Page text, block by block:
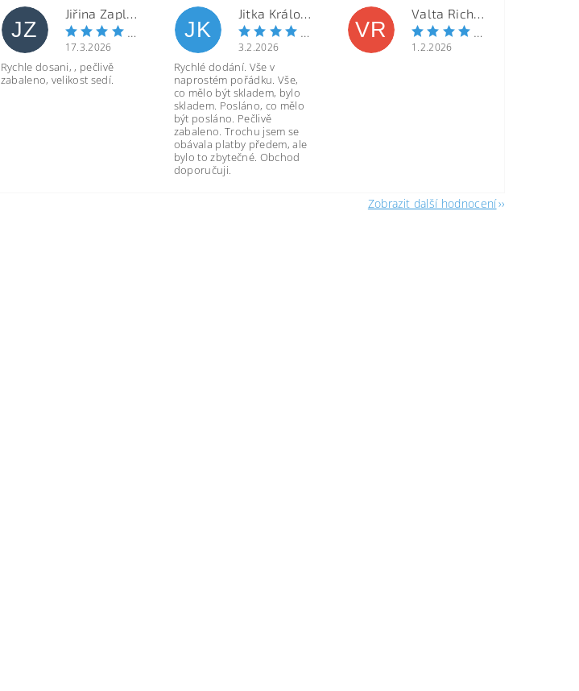
JZ
Jiřina Zapletalová
17.3.2026
Rychle dosani, , pečlivě
zabaleno, velikost sedí.
JK
Jitka Královcová
3.2.2026
Rychlé dodání. Vše v
naprostém pořádku. Vše,
co mělo být skladem, bylo
skladem. Posláno, co mělo
být posláno. Pečlivě
zabaleno. Trochu jsem se
obávala platby předem, ale
bylo to zbytečné. Obchod
doporučuji.
VR
Valta Richard
1.2.2026
Zobrazit další hodnocení